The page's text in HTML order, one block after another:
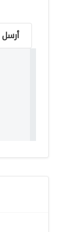
أرسل